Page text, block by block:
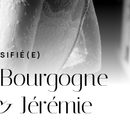
Jérémie